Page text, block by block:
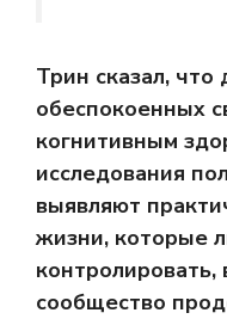
Трин сказал, что
обеспокоенных
когнитивным
исследования
выявляют
жизни, которые
контролировать,
сообщество